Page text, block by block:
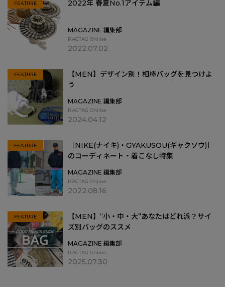
FEATURE 2022年 春夏No.1アイテム編
MAGAZINE 編集部
RAGTAG Online
2022.07.02
FEATURE
【MEN】デザイン別！相棒バッグを見つけよ
う
MAGAZINE 編集部
RAGTAG Online
2024.04.12
FEATURE
［NIKE(ナイキ)・GYAKUSOU(ギャクソウ)］
のコーディネート・着こなし特集
MAGAZINE 編集部
RAGTAG Online
2022.08.16
FEATURE
【MEN】“小・中・大”あなたはどれ派？サイ
ズ別バッグのススメ
MAGAZINE 編集部
RAGTAG Online
2025.07.30